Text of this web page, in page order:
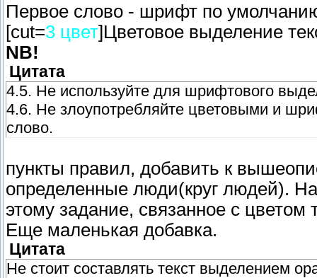
Первое слово - шрифт по
[cut=3 цвет]Цветовое выделение
NB!
Цитата
4.5. Не используйте для шрифтового
4.6. Не злоупотребляйте цветовыми и
слово.
пункты правил, добавить к
определенные люди(круг людей).
этому задание, связанное с цветом
Еще маленькая добавка.
Цитата
Не стоит составлять текст выделением